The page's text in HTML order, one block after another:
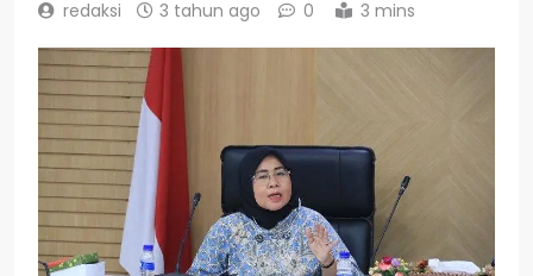
redaksi 3 tahun ago 0 3 mins